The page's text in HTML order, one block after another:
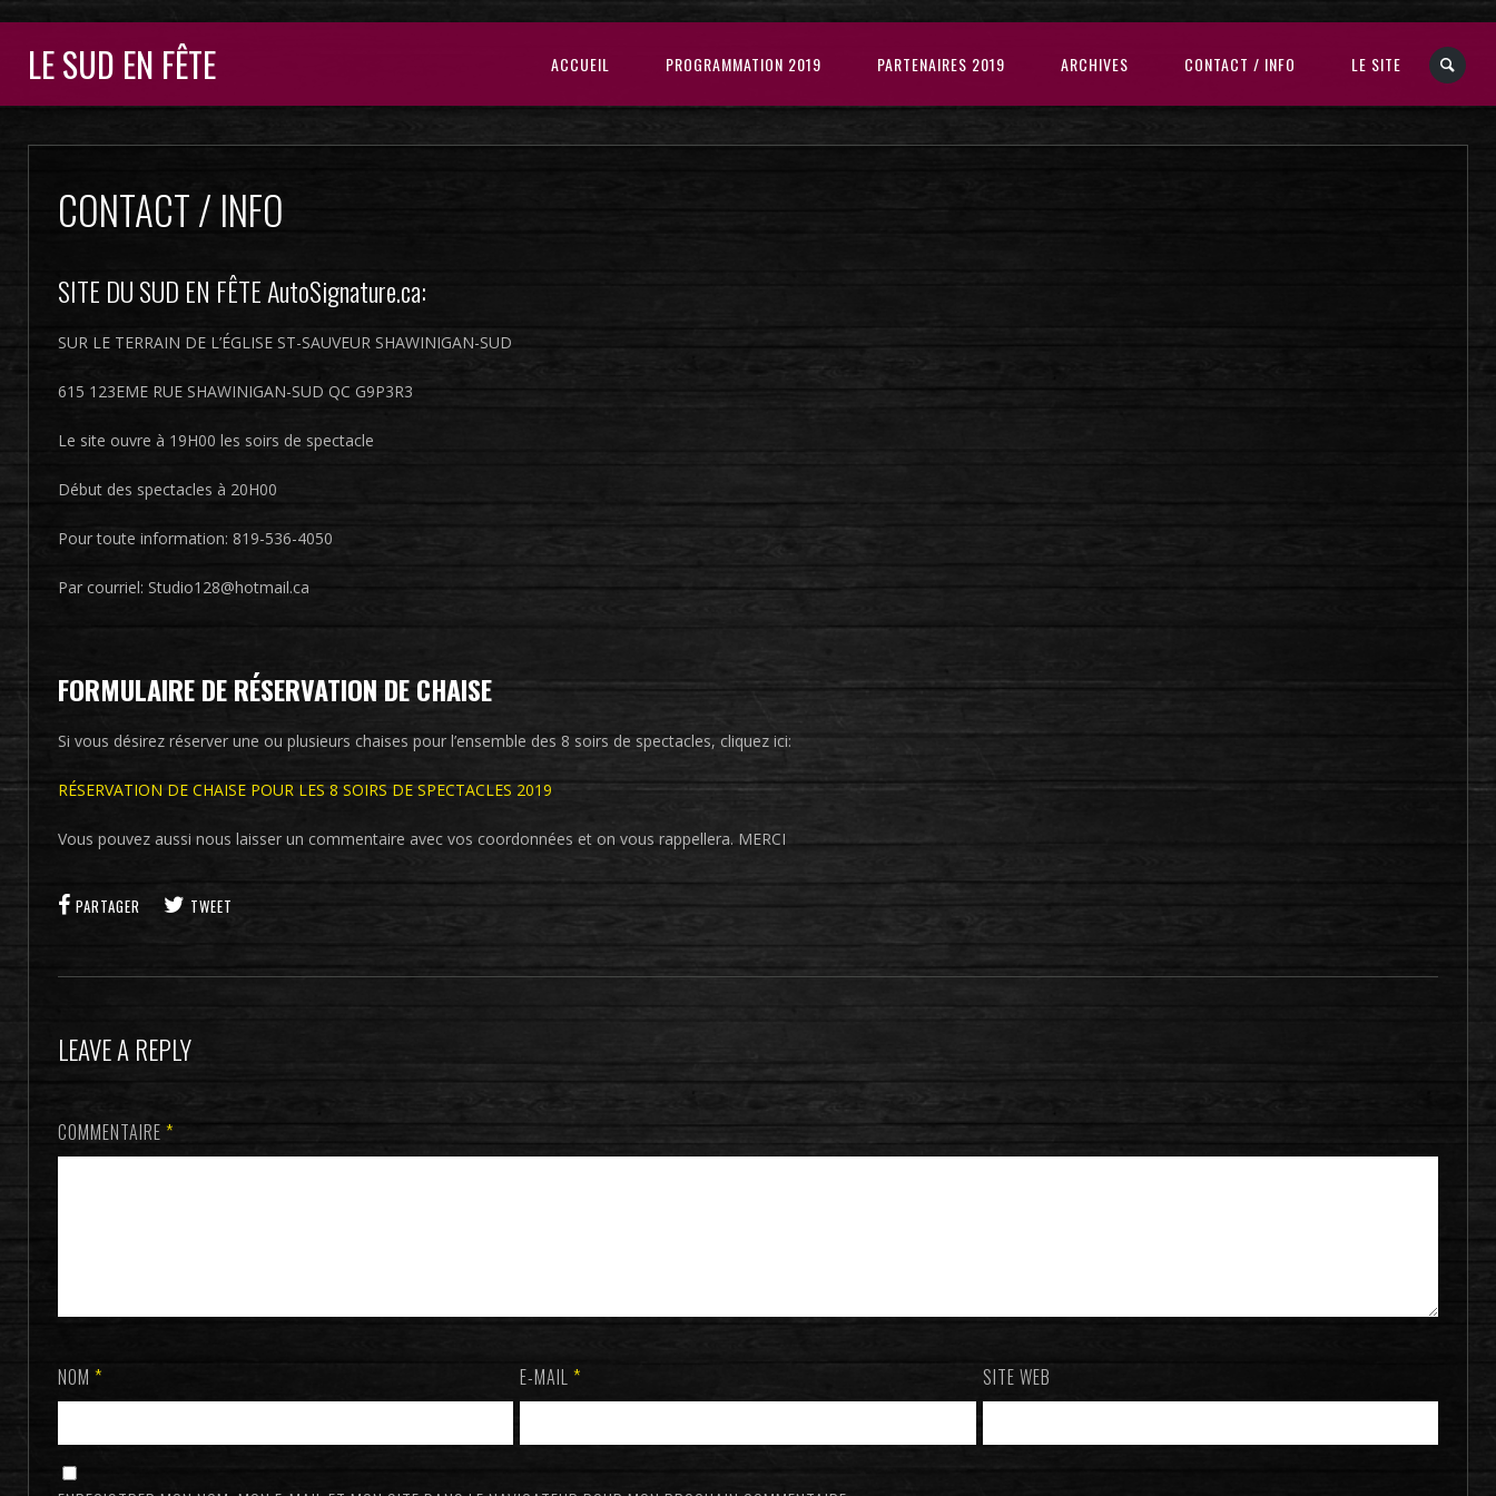
LE SUD EN FÊTE ACCUEIL PROGRAMMATION 2019 PARTENAIRES 2019 ARCHIVES CONTACT / INFO LE SITE
CONTACT / INFO
SITE DU SUD EN FÊTE AutoSignature.ca:
SUR LE TERRAIN DE L’ÉGLISE ST-SAUVEUR SHAWINIGAN-SUD
615 123EME RUE SHAWINIGAN-SUD QC G9P3R3
Le site ouvre à 19H00 les soirs de spectacle
Début des spectacles à 20H00
Pour toute information: 819-536-4050
Par courriel: Studio128@hotmail.ca
FORMULAIRE DE RÉSERVATION DE CHAISE
Si vous désirez réserver une ou plusieurs chaises pour l’ensemble des 8 soirs de spectacles, cliquez ici:
RÉSERVATION DE CHAISE POUR LES 8 SOIRS DE SPECTACLES 2019
Vous pouvez aussi nous laisser un commentaire avec vos coordonnées et on vous rappellera. MERCI
PARTAGER TWEET
LEAVE A REPLY
COMMENTAIRE *
NOM * E-MAIL * SITE WEB